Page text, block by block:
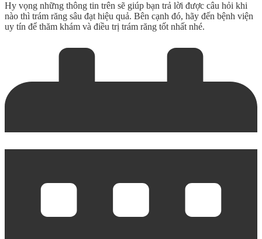
Hy vọng những thông tin trên sẽ giúp bạn trả lời được câu hỏi khi
nào thì trám răng sâu đạt hiệu quả. Bên cạnh đó, hãy đến bệnh viện
uy tín để thăm khám và điều trị trám răng tốt nhất nhé.